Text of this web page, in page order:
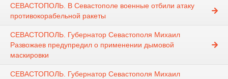
СЕВАСТОПОЛЬ. В Севастополе военные отбили атаку
противокорабельной ракеты
СЕВАСТОПОЛЬ. Губернатор Севастополя Михаил
Развожаев предупредил о применении дымовой
маскировки
СЕВАСТОПОЛЬ. Губернатор Севастополя Михаил